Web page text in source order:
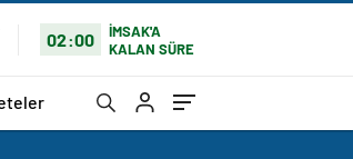
02:00
İMSAK'A
KALAN SÜRE